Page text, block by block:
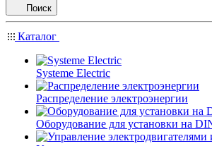
Поиск
Каталог
Systeme Electric
Распределение электроэнергии
Оборудование для установки на